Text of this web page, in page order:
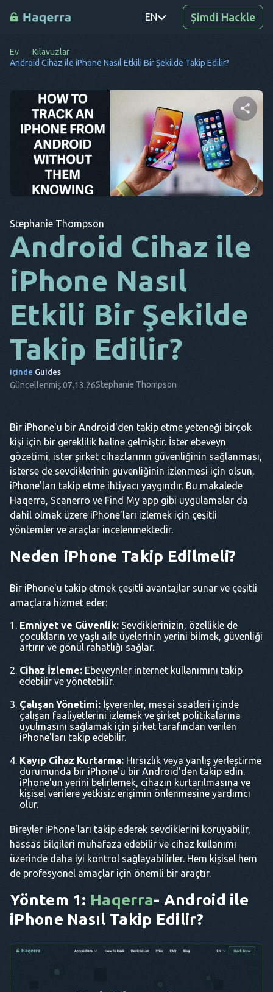
EN
PT
RO
DE
SV
KO
BG
DA
BU
NL
ES
PT
O
Şimdi Hackle
Ev
Kılavuzlar
Android Cihaz ile iPhone Nasıl Etkili Bir Şekilde Takip Edilir?
Bu makaleyi paylaşın
Twitter Facebook Bağlantıyı Kopyala
Stephanie Thompson
Android Cihaz ile
iPhone Nasıl
Etkili Bir Şekilde
Takip Edilir?
içinde Guides
Güncellenmiş 07.13.26Stephanie Thompson
Bir iPhone'u bir Android'den takip etme yeteneği birçok
kişi için bir gereklilik haline gelmiştir. İster ebeveyn
gözetimi, ister şirket cihazlarının güvenliğinin sağlanması,
isterse de sevdiklerinin güvenliğinin izlenmesi için olsun,
iPhone'ları takip etme ihtiyacı yaygındır. Bu makalede
Haqerra, Scanerro ve Find My app gibi uygulamalar da
dahil olmak üzere iPhone'ları izlemek için çeşitli
yöntemler ve araçlar incelenmektedir.
Neden iPhone Takip Edilmeli?
Bir iPhone'u takip etmek çeşitli avantajlar sunar ve çeşitli
amaçlara hizmet eder:
Emniyet ve Güvenlik: Sevdiklerinizin, özellikle de
çocukların ve yaşlı aile üyelerinin yerini bilmek, güvenliği
artırır ve gönül rahatlığı sağlar.
Cihaz İzleme: Ebeveynler internet kullanımını takip
edebilir ve yönetebilir.
Çalışan Yönetimi: İşverenler, mesai saatleri içinde
çalışan faaliyetlerini izlemek ve şirket politikalarına
uyulmasını sağlamak için şirket tarafından verilen
iPhone'ları takip edebilir.
Kayıp Cihaz Kurtarma: Hırsızlık veya yanlış yerleştirme
durumunda bir iPhone'u bir Android'den takip edin.
iPhone'un yerini belirlemek, cihazın kurtarılmasına ve
kişisel verilere yetkisiz erişimin önlenmesine yardımcı
olur.
Bireyler iPhone'ları takip ederek sevdiklerini koruyabilir,
hassas bilgileri muhafaza edebilir ve cihaz kullanımı
üzerinde daha iyi kontrol sağlayabilirler. Hem kişisel hem
de profesyonel amaçlar için önemli bir araçtır.
Yöntem 1: Haqerra- Android ile
iPhone Nasıl Takip Edilir?